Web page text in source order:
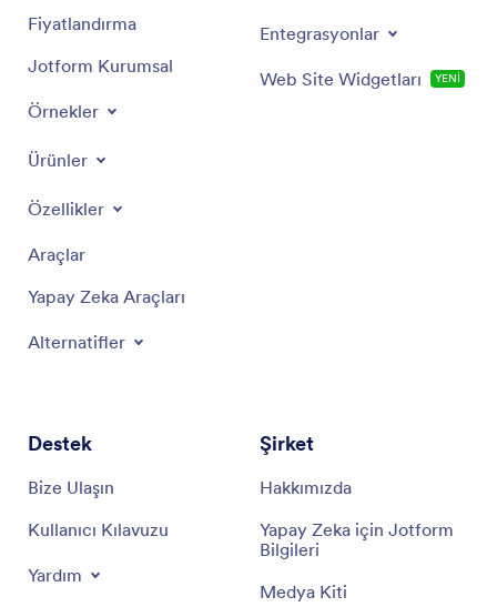
Fiyatlandırma
Jotform Kurumsal
Örnekler
Ürünler
Özellikler
Araçlar
Yapay Zeka Araçları
Alternatifler
Entegrasyonlar
Web Site Widgetları YENİ
Destek
Bize Ulaşın
Kullanıcı Kılavuzu
Yardım
Şirket
Hakkımızda
Yapay Zeka için Jotform
Bilgileri
Medya Kiti